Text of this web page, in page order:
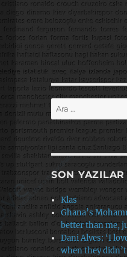
Ara:
SON YAZILAR
Klas
Ghana’s
better than me,
Dani Alves: ‘I
when they